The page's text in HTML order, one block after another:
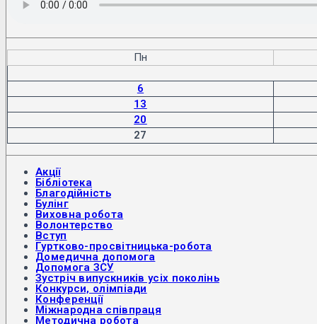
Пн
6
13
20
27
Акції
Бібліотека
Благодійність
Булінг
Виховна робота
Волонтерство
Вступ
Гуртково-просвітницька-робота
Домедична допомога
Допомога ЗСУ
Зустріч випускників усіх поколінь
Конкурси, олімпіади
Конференції
Міжнародна співпраця
Методична робота